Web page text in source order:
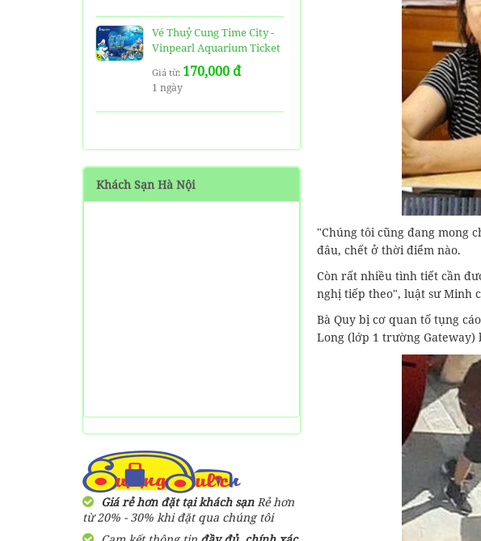
cáp treo Núi Bà Đen Tây
Ninh
HƯỚNG DẪN đi du lịch
TAM ĐẢO chi tiết kèm
Măng Đen tự túc từ A-Z
HƯỚNG DẪN đi phượt Đảo
Thạnh An - Cần Giờ - Hồ
Vé Thuỷ Cung Time City -
Vinpearl Aquarium Ticket
Giá từ: 170,000 đ
1 ngày
Khách Sạn Hà Nội
Giá rẻ hơn đặt tại khách sạnRẻ hơn
từ 20% - 30% khi đặt qua chúng tôi
"Chúng tôi cũng đang mong
đâu, chết ở thời điểm nào.
Còn rất nhiều tình tiết cần
nghị tiếp theo", luật sư Minh
Bà Quy bị cơ quan tố tụng
Long (lớp 1 trường Gateway)